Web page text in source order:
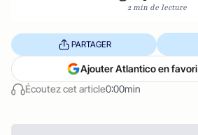
2 min de lecture
Écoutez cet article0:00min
PARTAGER
Ajouter Atlantico en favori